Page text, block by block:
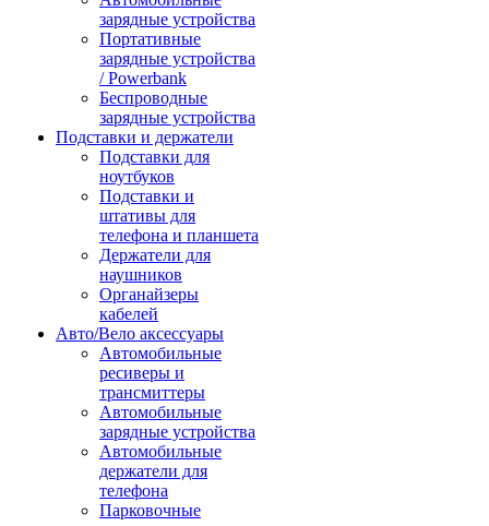
зарядные устройства
Портативные
зарядные устройства
/ Powerbank
Беспроводные
зарядные устройства
Подставки и держатели
Подставки для
ноутбуков
Подставки и
штативы для
телефона и планшета
Держатели для
наушников
Органайзеры
кабелей
Авто/Вело аксессуары
Автомобильные
ресиверы и
трансмиттеры
Автомобильные
зарядные устройства
Автомобильные
держатели для
телефона
Парковочные